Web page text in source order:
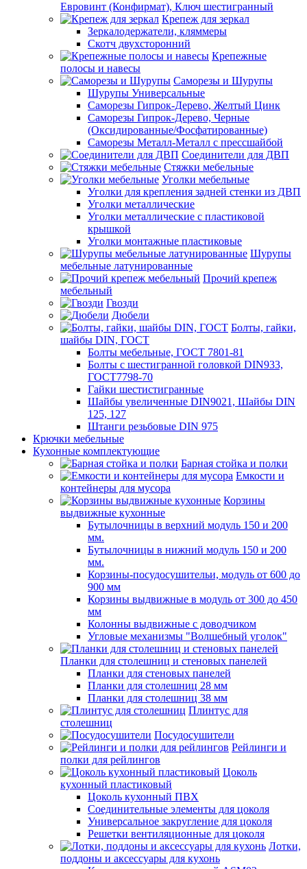
Евровинт (Конфирмат), Ключ шестигранный
Крепеж для зеркал
Зеркалодержатели, кляммеры
Скотч двухсторонний
Крепежные
полосы и навесы
Саморезы и Шурупы
Шурупы Универсальные
Саморезы Гипрок-Дерево, Желтый Цинк
Саморезы Гипрок-Дерево, Черные
(Оксидированные/Фосфатированные)
Саморезы Металл-Металл с прессшайбой
Соединители для ДВП
Стяжки мебельные
Уголки мебельные
Уголки для крепления задней стенки из ДВП
Уголки металлические
Уголки металлические с пластиковой
крышкой
Уголки монтажные пластиковые
Шурупы
мебельные латунированные
Прочий крепеж
мебельный
Гвозди
Дюбели
Болты, гайки,
шайбы DIN, ГОСТ
Болты мебельные, ГОСТ 7801-81
Болты с шестигранной головкой DIN933,
ГОСТ7798-70
Гайки шестистигранные
Шайбы увеличенные DIN9021, Шайбы DIN
125, 127
Штанги резьбовые DIN 975
Крючки мебельные
Кухонные комплектующие
Барная стойка и полки
Емкости и
контейнеры для мусора
Корзины
выдвижные кухонные
Бутылочницы в верхний модуль 150 и 200
мм.
Бутылочницы в нижний модуль 150 и 200
мм.
Корзины-посудосушительи, модуль от 600 до
900 мм
Корзины выдвижные в модуль от 300 до 450
мм
Колонны выдвижные с доводчиком
Угловые механизмы "Волшебный уголок"
Планки для столешниц и стеновых панелей
Планки для стеновых панелей
Планки для столешниц 28 мм
Планки для столешниц 38 мм
Плинтус для
столешниц
Посудосушители
Рейлинги и
полки для рейлингов
Цоколь
кухонный пластиковый
Цоколь кухонный ПВХ
Соединительные элементы для цоколя
Универсальное закругление для цоколя
Решетки вентиляционные для цоколя
Лотки,
поддоны и аксессуары для кухонь